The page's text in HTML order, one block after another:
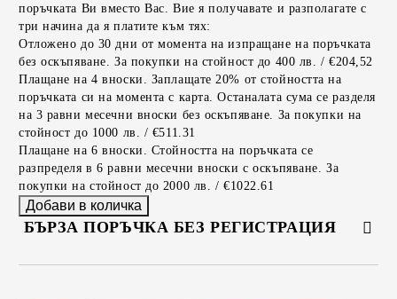
поръчката Ви вместо Вас. Вие я получавате и разполагате с
три начина да я платите към тях:
Отложено до 30 дни от момента на изпращане на поръчката
без оскъпяване. За покупки на стойност до 400 лв. / €204,52
Плащане на 4 вноски. Заплащате 20% от стойността на
поръчката си на момента с карта. Останалата сума се разделя
на 3 равни месечни вноски без оскъпяване. За покупки на
стойност до 1000 лв. / €511.31
Плащане на 6 вноски. Стойността на поръчката се
разпределя в 6 равни месечни вноски с оскъпяване. За
покупки на стойност до 2000 лв. / €1022.61
БЪРЗА ПОРЪЧКА БЕЗ РЕГИСТРАЦИЯ